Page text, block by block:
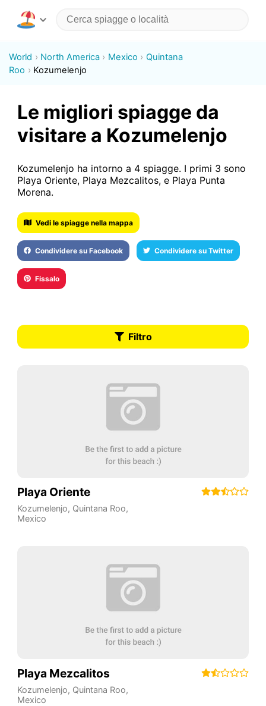
World North America Mexico
Quintana
Roo
Kozumelenjo
Le migliori spiagge da
visitare a Kozumelenjo
Kozumelenjo ha intorno a 4 spiagge. I primi 3 sono
Playa Oriente, Playa Mezcalitos, e Playa Punta
Morena.
Vedi le spiagge nella mappa
Condividere su Facebook Condividere su Twitter
Fissalo
Filtro
Playa Oriente
Kozumelenjo, Quintana Roo,
Mexico
Playa Mezcalitos
Kozumelenjo, Quintana Roo,
Mexico